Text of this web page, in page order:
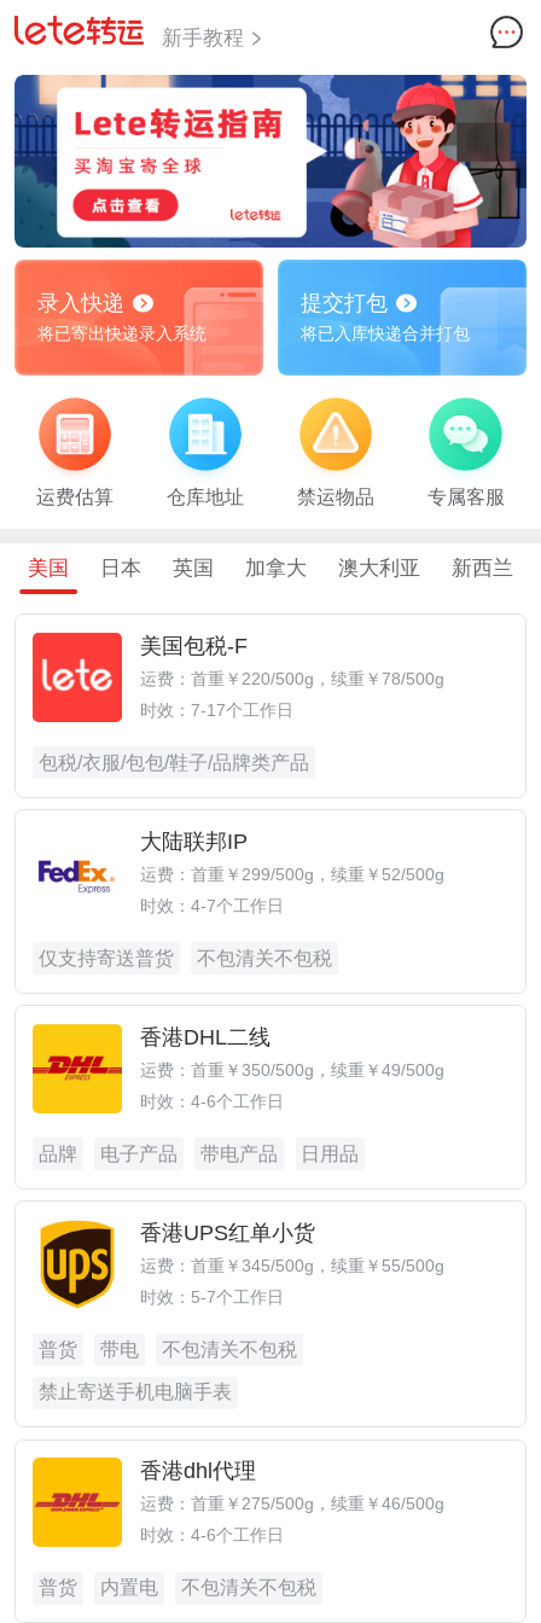
新手教程
录入快递
将已寄出快递录入系统
提交打包
将已入库快递合并打包
运费估算 仓库地址 禁运物品 专属客服
美国 日本 英国 加拿大 澳大利亚 新西兰
美国包税-F
运费：首重￥220/500g，续重￥78/500g
时效：7-17个工作日
包税/衣服/包包/鞋子/品牌类产品
大陆联邦IP
运费：首重￥299/500g，续重￥52/500g
时效：4-7个工作日
仅支持寄送普货 不包清关不包税
香港DHL二线
运费：首重￥350/500g，续重￥49/500g
时效：4-6个工作日
品牌 电子产品 带电产品 日用品
香港UPS红单小货
运费：首重￥345/500g，续重￥55/500g
时效：5-7个工作日
普货 带电 不包清关不包税
禁止寄送手机电脑手表
香港dhl代理
运费：首重￥275/500g，续重￥46/500g
时效：4-6个工作日
普货 内置电 不包清关不包税